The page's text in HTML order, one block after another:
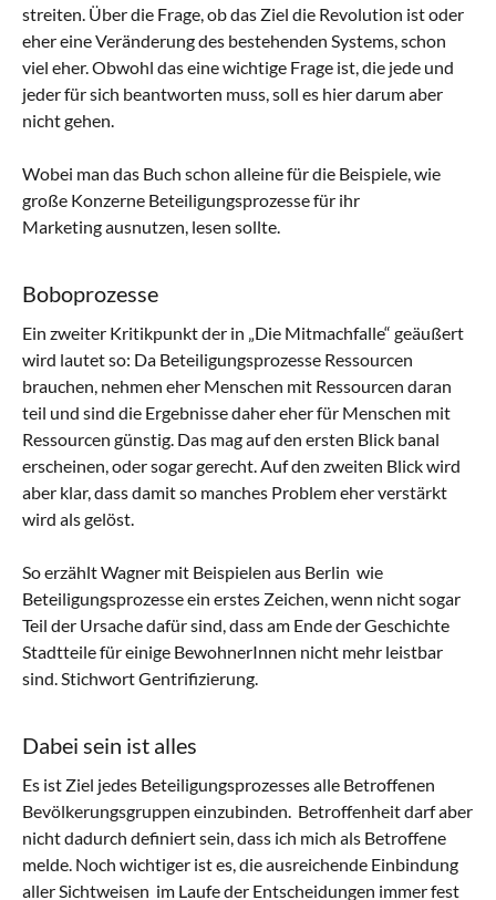
streiten. Über die Frage, ob das Ziel die Revolution ist oder
eher eine Veränderung des bestehenden Systems, schon
viel eher. Obwohl das eine wichtige Frage ist, die jede und
jeder für sich beantworten muss, soll es hier darum aber
nicht gehen.
Wobei man das Buch schon alleine für die Beispiele, wie
große Konzerne Beteiligungsprozesse für ihr
Marketing ausnutzen, lesen sollte.
Boboprozesse
Ein zweiter Kritikpunkt der in „Die Mitmachfalle“ geäußert
wird lautet so: Da Beteiligungsprozesse Ressourcen
brauchen, nehmen eher Menschen mit Ressourcen daran
teil und sind die Ergebnisse daher eher für Menschen mit
Ressourcen günstig. Das mag auf den ersten Blick banal
erscheinen, oder sogar gerecht. Auf den zweiten Blick wird
aber klar, dass damit so manches Problem eher verstärkt
wird als gelöst.
So erzählt Wagner mit Beispielen aus Berlin wie
Beteiligungsprozesse ein erstes Zeichen, wenn nicht sogar
Teil der Ursache dafür sind, dass am Ende der Geschichte
Stadtteile für einige BewohnerInnen nicht mehr leistbar
sind. Stichwort Gentrifizierung.
Dabei sein ist alles
Es ist Ziel jedes Beteiligungsprozesses alle Betroffenen
Bevölkerungsgruppen einzubinden. Betroffenheit darf aber
nicht dadurch definiert sein, dass ich mich als Betroffene
melde. Noch wichtiger ist es, die ausreichende Einbindung
aller Sichtweisen im Laufe der Entscheidungen immer fest